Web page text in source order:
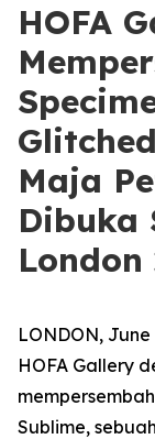
HOFA
Maja
Dibuka
London
LONDON, June
HOFA Gallery
Sublime,